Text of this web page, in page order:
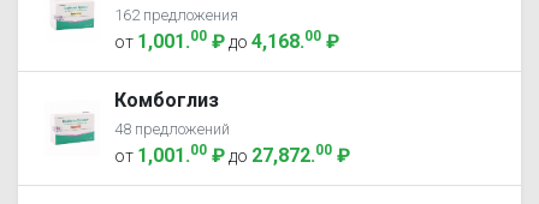
162 предложения
от 1,001.00 ₽ до 4,168.00 ₽
Комбоглиз
48 предложений
от 1,001.00 ₽ до 27,872.00 ₽